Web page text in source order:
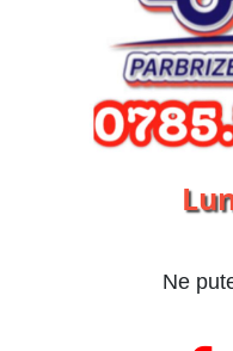
Ne